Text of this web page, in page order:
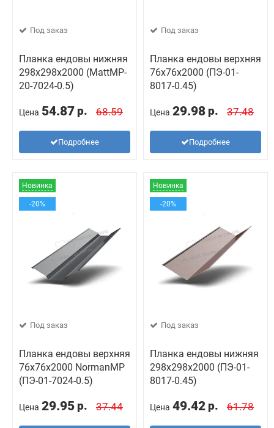
Под заказ
Планка ендовы нижняя
298х298х2000 (MattMP-
20-7024-0.5)
Цена 54.87 р. 68.59
Подробнее
Под заказ
Планка ендовы верхняя
76х76х2000 (ПЭ-01-
8017-0.45)
Цена 29.98 р. 37.48
Подробнее
Новинка
-20%
Под заказ
Планка ендовы верхняя
76х76х2000 NormanMP
(ПЭ-01-7024-0.5)
Цена 29.95 р. 37.44
Новинка
-20%
Под заказ
Планка ендовы нижняя
298х298х2000 (ПЭ-01-
8017-0.45)
Цена 49.42 р. 61.78